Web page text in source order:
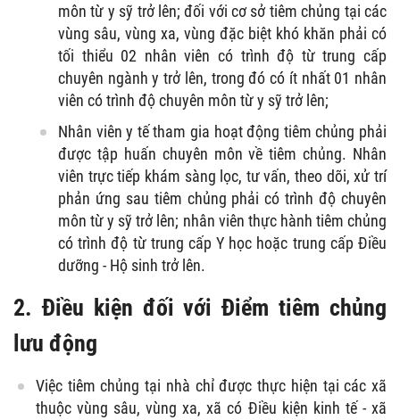
môn từ y sỹ trở lên; đối với cơ sở tiêm chủng tại các
vùng sâu, vùng xa, vùng đặc biệt khó khăn phải có
tối thiểu 02 nhân viên có trình độ từ trung cấp
chuyên ngành y trở lên, trong đó có ít nhất 01 nhân
viên có trình độ chuyên môn từ y sỹ trở lên;
Nhân viên y tế tham gia hoạt động tiêm chủng phải
được tập huấn chuyên môn về tiêm chủng. Nhân
viên trực tiếp khám sàng lọc, tư vấn, theo dõi, xử trí
phản ứng sau tiêm chủng phải có trình độ chuyên
môn từ y sỹ trở lên; nhân viên thực hành tiêm chủng
có trình độ từ trung cấp Y học hoặc trung cấp Điều
dưỡng - Hộ sinh trở lên.
2. Điều kiện đối với Điểm tiêm chủng
lưu động
Việc tiêm chủng tại nhà chỉ được thực hiện tại các xã
thuộc vùng sâu, vùng xa, xã có Điều kiện kinh tế - xã